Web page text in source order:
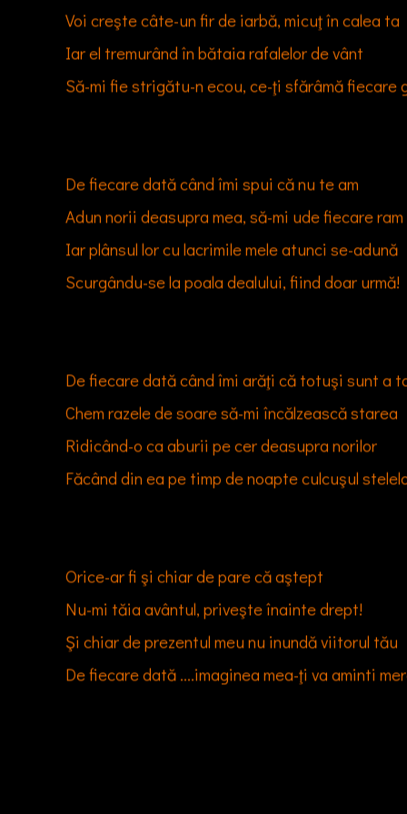
Voi creşte câte-un fir de iarbă, micuţ în calea ta
Să-mi fie strigătu-n ecou, ce-ţi sfărâmă fiecare
De fiecare dată când îmi spui că nu te am
Adun norii deasupra mea, să-mi ude fiecare ram
Iar plânsul lor cu lacrimile mele atunci se-adună
Scurgându-se la poala dealului, fiind doar urmă!
De fiecare dată când îmi arăţi că totuşi sunt a ta
Ridicând-o ca aburii pe cer deasupra norilor
Făcând din ea pe timp de noapte culcuşul stelelor
Orice-ar fi şi chiar de pare că aştept
Nu-mi tăia avântul, priveşte înainte drept!
Şi chiar de prezentul meu nu inundă viitorul tău
De fiecare dată ....imaginea mea-ţi va aminti